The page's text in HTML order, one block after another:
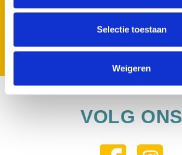
Selectie toestaan
Weigeren
Inschrijven
VOLG ONS